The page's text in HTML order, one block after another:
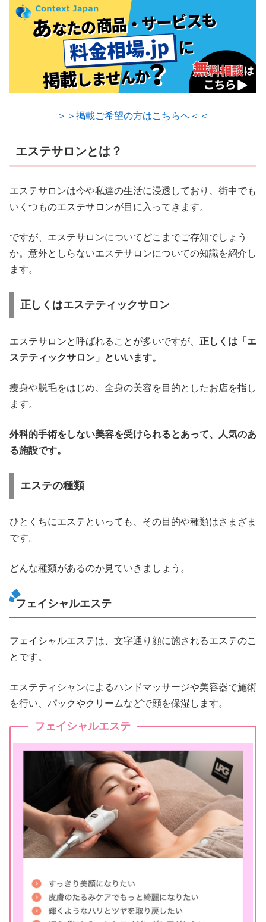
＞＞掲載ご希望の方はこちらへ＜＜
エステサロンとは？
エステサロンは今や私達の生活に浸透しており、街中でも
いくつものエステサロンが目に入ってきます。
ですが、エステサロンについてどこまでご存知でしょう
か。意外としらないエステサロンについての知識を紹介し
ます。
正しくはエステティックサロン
エステサロンと呼ばれることが多いですが、 正しくは「エ
ステティックサロン」といいます。
痩身や脱毛をはじめ、全身の美容を目的としたお店を指し
ます。
外科的手術をしない美容を受けられるとあって、人気のあ
る施設です。
エステの種類
ひとくちにエステといっても、その目的や種類はさまざま
です。
どんな種類があるのか見ていきましょう。
フェイシャルエステ
フェイシャルエステは、文字通り顔に施されるエステのこ
とです。
エステティシャンによるハンドマッサージや美容器で施術
を行い、パックやクリームなどで顔を保湿します。
フェイシャルエステ